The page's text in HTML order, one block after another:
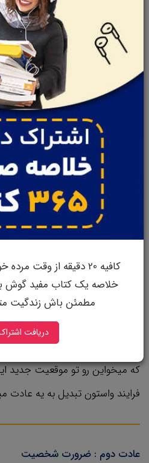
سودمند رو تو خودمون ایجاد
جلسه میریم، تنش رو تو
بپرسیم که چه احساسی رو
شما میتونین احساس کنجکاوی و
انتخاب کنین. وقتی از محل کار
میرین، میتونین تنش و فشار
آزاد کنین و بپرسین قصد دارم
میتونین احساس قدردانی و
کنین و اگه دارین از خونه به
شونه‌هاتون آزاد میکنین و از
رو با خودم به باشگاه میبرم؟
این موقعیت انتخاب کنین. هر
فرصتیه که میتونین آزادسازی
که میخواین رو تو موقعیت جدید
فرایند واستون تبدیل به یه عادت
عادت دوم :‌ ضرورت شخصیت
کافیه 20 دقیقه از وقت
خلاصه یک کتاب مفید گوش
مطمئن باش زندگیت
دریافت